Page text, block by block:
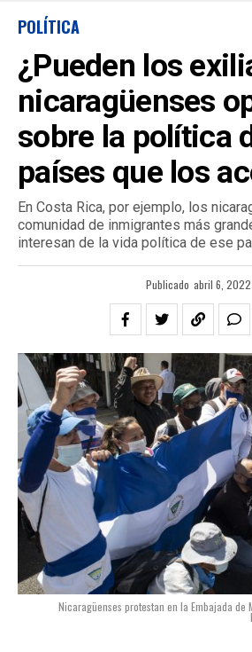
POLÍTICA
¿Pueden los
nicaragüenses
sobre la política
países que los
En Costa Rica, por ejemplo, los
comunidad de inmigrantes más
interesan de la vida política de ese
Publicado abril 6, 2022
Nicaragüenses protestan en la Embajada de